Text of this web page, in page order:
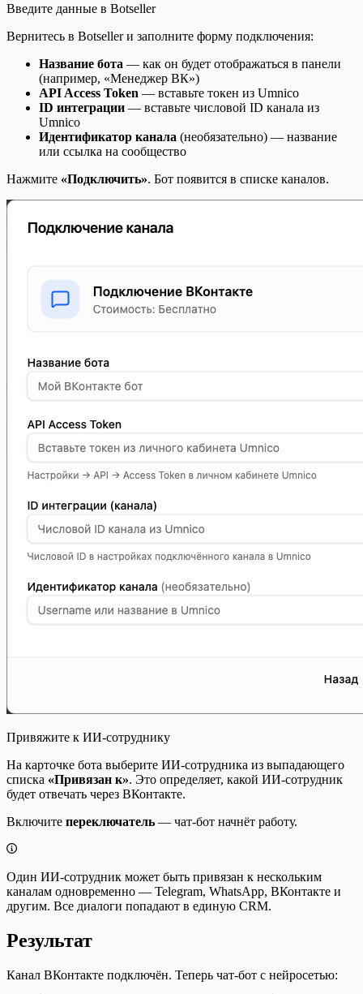
Введите данные в Botseller
Вернитесь в Botseller и заполните форму подключения:
Название бота — как он будет отображаться в панели
(например, «Менеджер ВК»)
API Access Token — вставьте токен из Umnico
ID интеграции — вставьте числовой ID канала из
Umnico
Идентификатор канала (необязательно) — название
или ссылка на сообщество
Нажмите «Подключить». Бот появится в списке каналов.
Привяжите к ИИ-сотруднику
На карточке бота выберите ИИ-сотрудника из выпадающего
списка «Привязан к». Это определяет, какой ИИ-сотрудник
будет отвечать через ВКонтакте.
Включите переключатель — чат-бот начнёт работу.
Один ИИ-сотрудник может быть привязан к нескольким
каналам одновременно — Telegram, WhatsApp, ВКонтакте и
другим. Все диалоги попадают в единую CRM.
Результат
Канал ВКонтакте подключён. Теперь чат-бот с нейросетью: